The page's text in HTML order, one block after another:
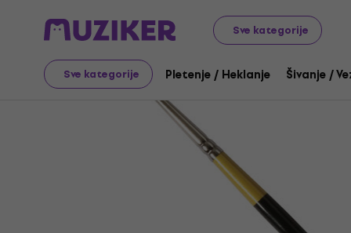
Sve kategorije
Sve kategorije Pletenje / Heklanje Šivanje /
Umjetnost Slikanje Kistovi / Spatule / Palete Kistovi